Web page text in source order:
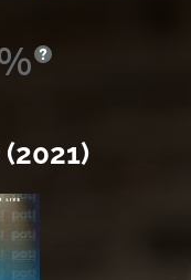
(2021)